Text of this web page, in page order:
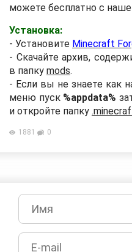
можете бесплатно с
Установка:
- Установите Minecraft
- Скачайте архив,
в папку mods.
- Если вы не знаете как
меню пуск %appdata%
и откройте папку
1881 0